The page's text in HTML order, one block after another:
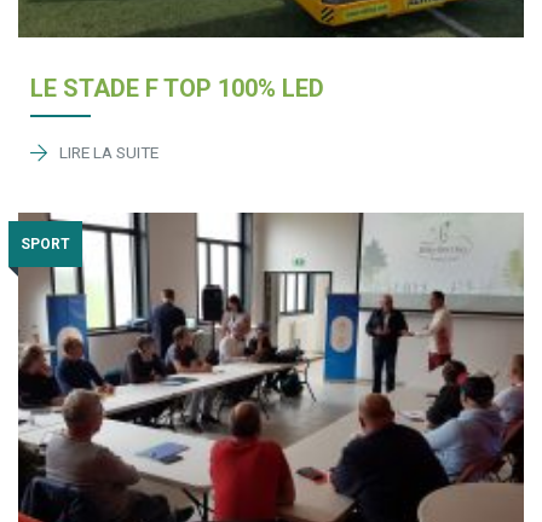
LE STADE F TOP 100% LED
LIRE LA SUITE
SPORT